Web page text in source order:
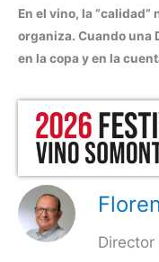
En el vino, la
organiza. Cuando una
en la copa y en la